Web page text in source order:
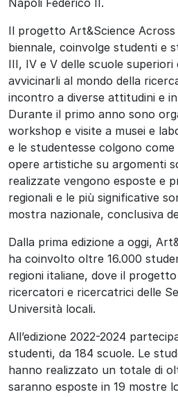
Napoli Federico II.
Il progetto Art&Science
biennale, coinvolge studenti e
III, IV e V delle scuole superiori
avvicinarli al mondo della
incontro a diverse attitudini e
Durante il primo anno sono
workshop e visite a musei e
e le studentesse colgono
opere artistiche su argomenti
realizzate vengono esposte e
regionali e le più significative
mostra nazionale, conclusiva
Dalla prima edizione a oggi,
ha coinvolto oltre 16.000
regioni italiane, dove il
ricercatori e ricercatrici delle
Università locali.
All’edizione 2022-2024
studenti, da 184 scuole. Le
hanno realizzato un totale di
saranno esposte in 19 mostre